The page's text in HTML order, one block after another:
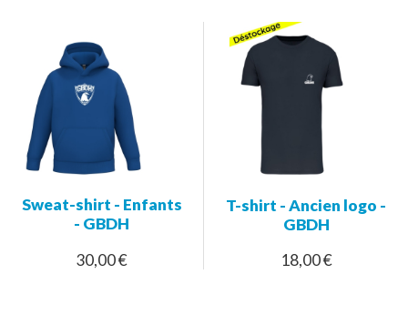
Sweat-shirt - Enfants
- GBDH
30,00 €
T-shirt - Ancien logo -
GBDH
18,00 €